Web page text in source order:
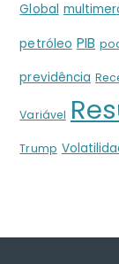
Global
petróleo PIB
previdência
Variável
Trump